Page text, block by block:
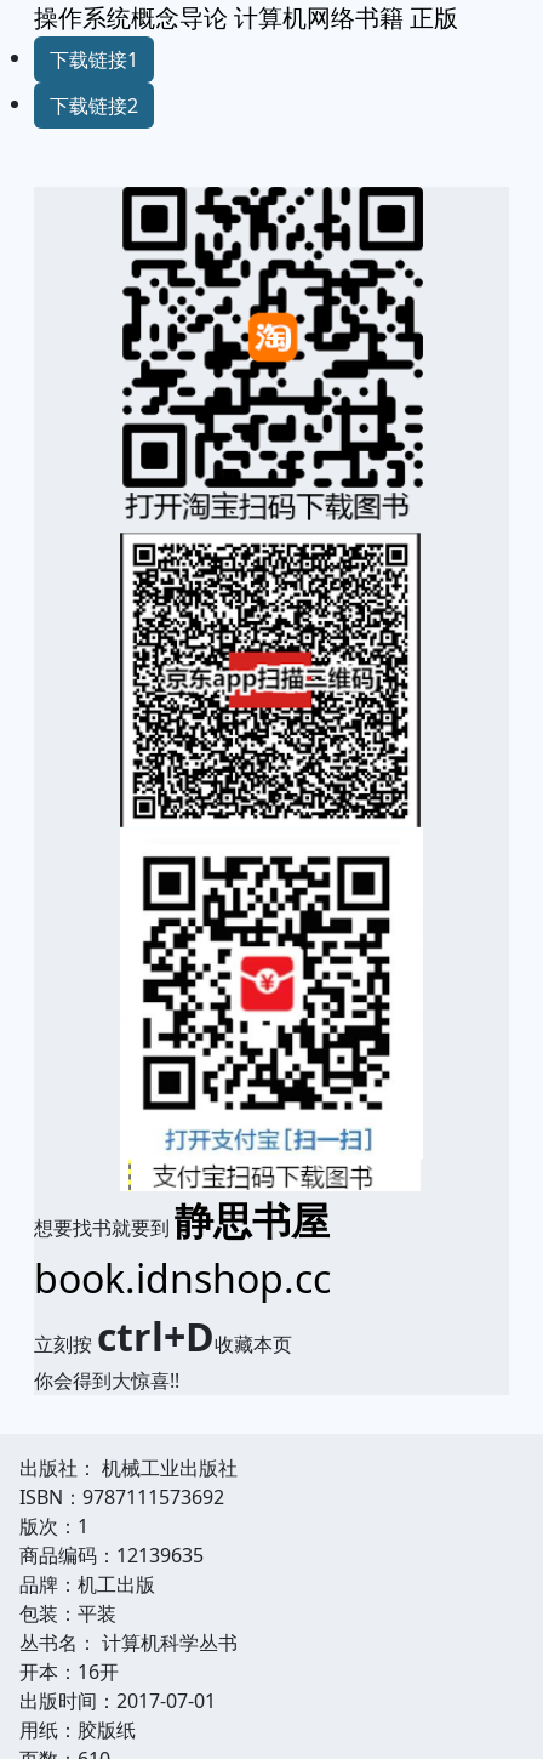
操作系统概念导论 计算机网络书籍 正版
下载链接1
下载链接2
想要找书就要到 静思书屋
book.idnshop.cc
立刻按 ctrl+D收藏本页
你会得到大惊喜!!
出版社： 机械工业出版社
ISBN：9787111573692
版次：1
商品编码：12139635
品牌：机工出版
包装：平装
丛书名： 计算机科学丛书
开本：16开
出版时间：2017-07-01
用纸：胶版纸